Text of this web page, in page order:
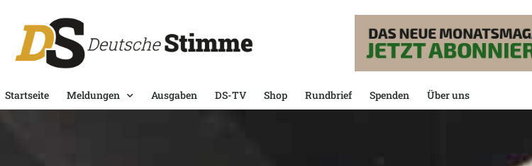
Startseite Meldungen Ausgaben DS-TV Shop Rundbrief Spenden Über uns